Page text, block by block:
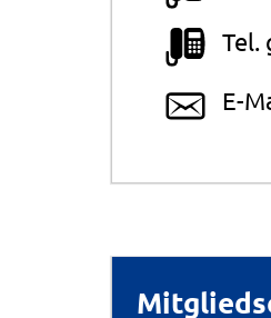
Tel.
E-